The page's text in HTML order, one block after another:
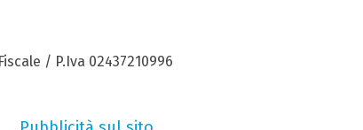
/ P.Iva 02437210996